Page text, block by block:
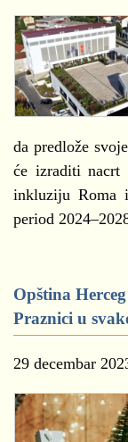
da predlože
će izraditi nacrt
inkluziju Roma
period
Opština
Praznici u
29 decembar